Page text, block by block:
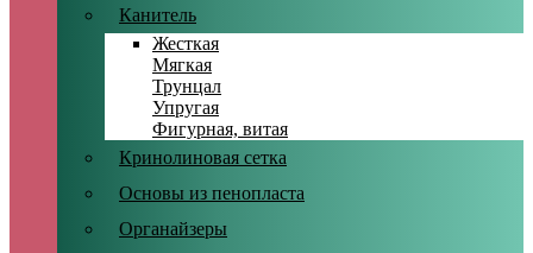
Канитель
Жесткая
Мягкая
Трунцал
Упругая
Фигурная, витая
Кринолиновая сетка
Основы из пенопласта
Органайзеры